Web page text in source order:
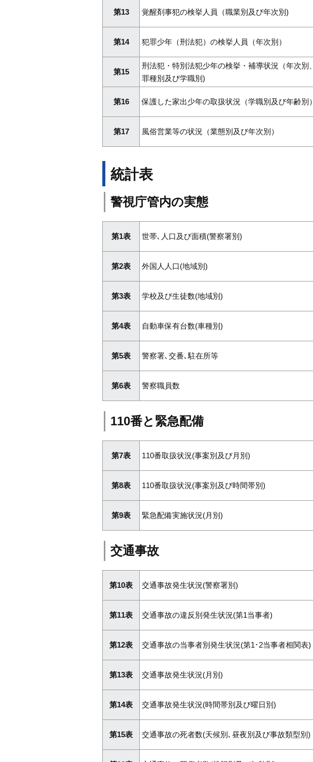
第13 覚醒剤事犯の検挙人員（職業別及び年次別)
第14 犯罪少年（刑法犯）の検挙人員（年次別）
第15
刑法犯・特別法犯少年の検挙・補導状況（年次別、
罪種別及び学職別)
第16 保護した家出少年の取扱状況（学職別及び年齢別）
第17 風俗営業等の状況（業態別及び年次別）
統計表
警視庁管内の実態
第1表 世帯､人口及び面積(警察署別)
第2表 外国人人口(地域別)
第3表 学校及び生徒数(地域別)
第4表 自動車保有台数(車種別)
第5表 警察署､交番､駐在所等
第6表 警察職員数
110番と緊急配備
第7表 110番取扱状況(事案別及び月別)
第8表 110番取扱状況(事案別及び時間帯別)
第9表 緊急配備実施状況(月別)
交通事故
第10表 交通事故発生状況(警察署別)
第11表 交通事故の違反別発生状況(第1当事者)
第12表 交通事故の当事者別発生状況(第1･2当事者相関表)
第13表 交通事故発生状況(月別)
第14表 交通事故発生状況(時間帯別及び曜日別)
第15表 交通事故の死者数(天候別､昼夜別及び事故類型別)